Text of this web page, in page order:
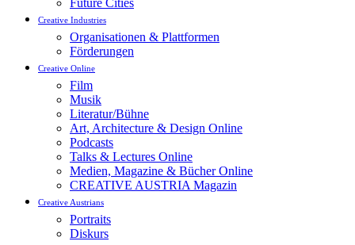
Future Cities
Creative Industries
Organisationen & Plattformen
Förderungen
Creative Online
Film
Musik
Literatur/Bühne
Art, Architecture & Design Online
Podcasts
Talks & Lectures Online
Medien, Magazine & Bücher Online
CREATIVE AUSTRIA Magazin
Creative Austrians
Portraits
Diskurs